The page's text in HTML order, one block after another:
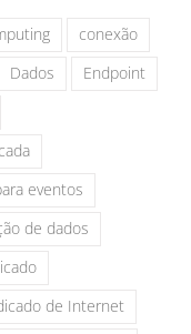
conexão
Dados
Endpoint
eventos
de dados
de Internet